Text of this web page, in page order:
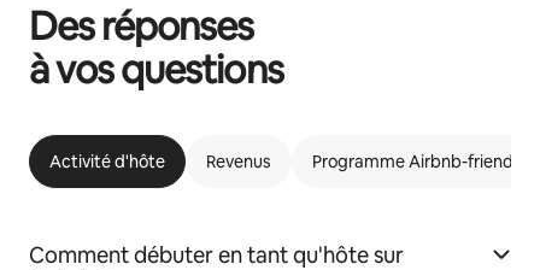
Des réponses
à vos questions
Activité d'hôte Revenus Programme Airbnb-friendly
Comment débuter en tant qu'hôte sur